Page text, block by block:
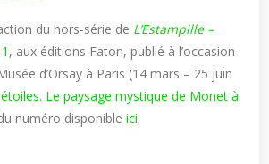
du hors-série de L’Estampille –
, aux éditions Faton, publié à l’occasion
d’Orsay à Paris (14 mars – 25 juin
Le paysage mystique de Monet à
numéro disponibleici.